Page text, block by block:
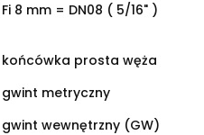
Fi 8 mm = DN08 ( 5/16" )
końcówka prosta węża
gwint metryczny
gwint wewnętrzny (GW)